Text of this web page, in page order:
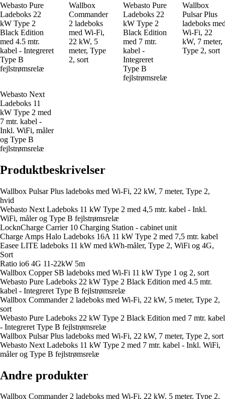
Webasto Pure
Ladeboks 22
kW Type 2
Black Edition
med 4.5 mtr.
kabel - Integreret
Type B
fejlstrømsrelæ
Wallbox
Commander
2 ladeboks
med Wi-Fi,
22 kW, 5
meter, Type
2, sort
Webasto Pure
Ladeboks 22
kW Type 2
Black Edition
med 7 mtr.
kabel -
Integreret
Type B
fejlstrømsrelæ
Wallbox
Pulsar Plus
ladeboks
Wi-Fi, 22
kW, 7 meter,
Type 2, sort
Webasto Next
Ladeboks 11
kW Type 2 med
7 mtr. kabel -
Inkl. WiFi, måler
og Type B
fejlstrømsrelæ
Produktbeskrivelser
Wallbox Pulsar Plus ladeboks med Wi-Fi, 22 kW, 7 meter, Type 2,
hvid
Webasto Next Ladeboks 11 kW Type 2 med 4,5 mtr. kabel - Inkl.
WiFi, måler og Type B fejlstrømsrelæ
LocknCharge Carrier 10 Charging Station - cabinet unit
Charge Amps Halo Ladeboks 16A 11 kW Type 2 med 7,5 mtr. kabel
Easee LITE ladeboks 11 kW med kWh-måler, Type 2, WiFi og 4G,
Sort
Ratio io6 4G 11-22kW 5m
Wallbox Copper SB ladeboks med Wi-Fi 11 kW Type 1 og 2, sort
Webasto Pure Ladeboks 22 kW Type 2 Black Edition med 4.5 mtr.
kabel - Integreret Type B fejlstrømsrelæ
Wallbox Commander 2 ladeboks med Wi-Fi, 22 kW, 5 meter, Type 2,
sort
Webasto Pure Ladeboks 22 kW Type 2 Black Edition med 7 mtr. kabel
- Integreret Type B fejlstrømsrelæ
Wallbox Pulsar Plus ladeboks med Wi-Fi, 22 kW, 7 meter, Type 2, sort
Webasto Next Ladeboks 11 kW Type 2 med 7 mtr. kabel - Inkl. WiFi,
måler og Type B fejlstrømsrelæ
Andre produkter
Wallbox Commander 2 ladeboks med Wi-Fi, 22 kW, 5 meter, Type 2,